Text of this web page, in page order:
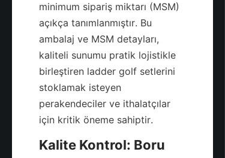
minimum sipariş miktarı (MSM)
açıkça tanımlanmıştır. Bu
ambalaj ve MSM detayları,
kaliteli sunumu pratik lojistikle
birleştiren ladder golf setlerini
stoklamak isteyen
perakendeciler ve ithalatçılar
Kalite Kontrol: Boru